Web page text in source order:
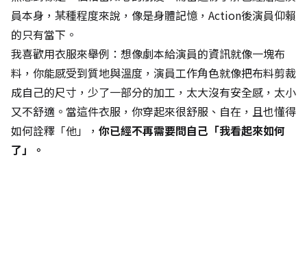
員本身，某種程度來說，像是身體記憶，Action後演員仰賴
的只有當下。
我喜歡用衣服來舉例：想像劇本給演員的資訊就像一塊布
料，你能感受到質地與溫度，演員工作角色就像把布料剪裁
成自己的尺寸，少了一部分的加工，太大沒有安全感，太小
又不舒適。當這件衣服，你穿起來很舒服、自在，且也懂得
如何詮釋「他」， 你已經不再需要問自己「我看起來如何
了」。